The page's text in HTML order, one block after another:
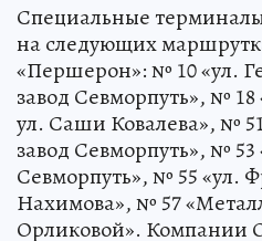
Специальные
на следующих
«Першерон»: № 10 «ул.
завод Севморпуть», №
ул. Саши Ковалева», №
завод Севморпуть», №
Севморпуть», № 55 «ул.
Нахимова», № 57
Орликовой». Компании